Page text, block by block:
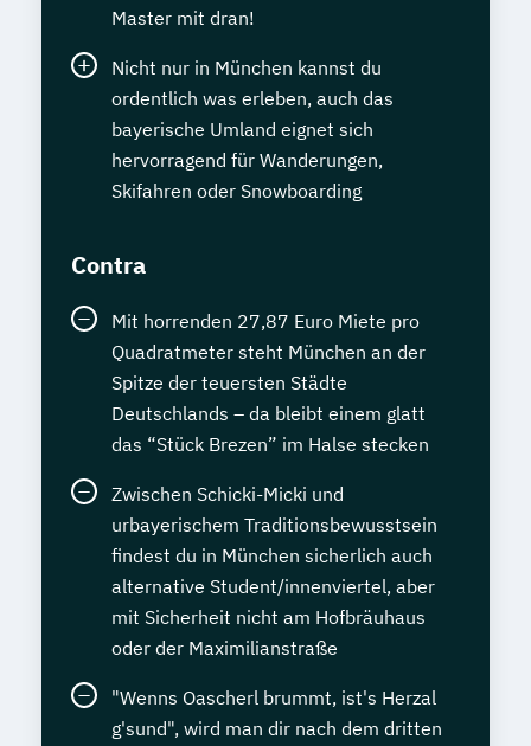
Master mit dran!
Nicht nur in München kannst du
ordentlich was erleben, auch das
bayerische Umland eignet sich
hervorragend für Wanderungen,
Skifahren oder Snowboarding
Contra
Mit horrenden 27,87 Euro Miete pro
Quadratmeter steht München an der
Spitze der teuersten Städte
Deutschlands – da bleibt einem glatt
das “Stück Brezen” im Halse stecken
Zwischen Schicki-Micki und
urbayerischem Traditionsbewusstsein
findest du in München sicherlich auch
alternative Student/innenviertel, aber
mit Sicherheit nicht am Hofbräuhaus
oder der Maximilianstraße
"Wenns Oascherl brummt, ist's Herzal
g'sund", wird man dir nach dem dritten